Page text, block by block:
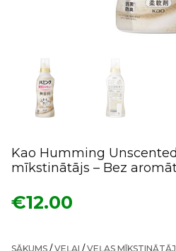
Kao Humming
mīkstinātājs – Bez
€12.00
SĀKUMS / VEĻAI / VEĻAS